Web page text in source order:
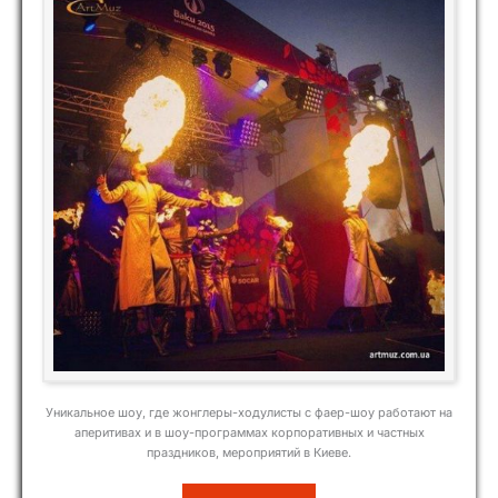
Уникальное шоу, где жонглеры-ходулисты с фаер-шоу работают на
аперитивах и в шоу-программах корпоративных и частных
праздников, мероприятий в Киеве.